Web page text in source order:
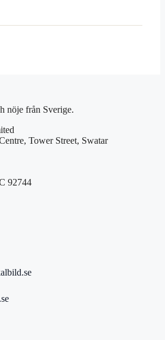
nöje från Sverige.
Tower Street, Swatar
92744